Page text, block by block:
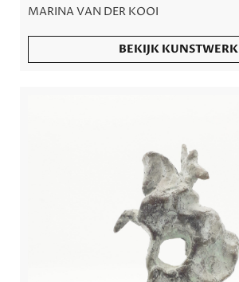
MARINA VAN DER KOOI
BEKIJK KUNSTWERK